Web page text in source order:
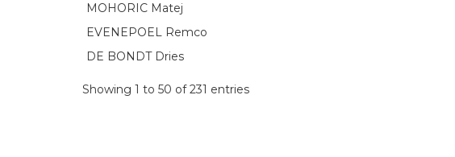
MOHORIC Matej
EVENEPOEL Remco
DE BONDT Dries
Showing 1 to 50 of 231 entries